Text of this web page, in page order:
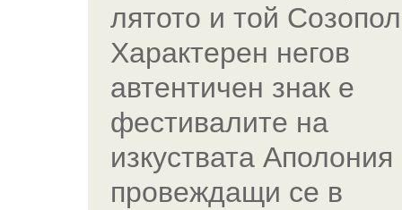
лятото и той
Характерен негов
автентичен знак е
фестивалите на
изкуствата Аполония
провеждащи се в